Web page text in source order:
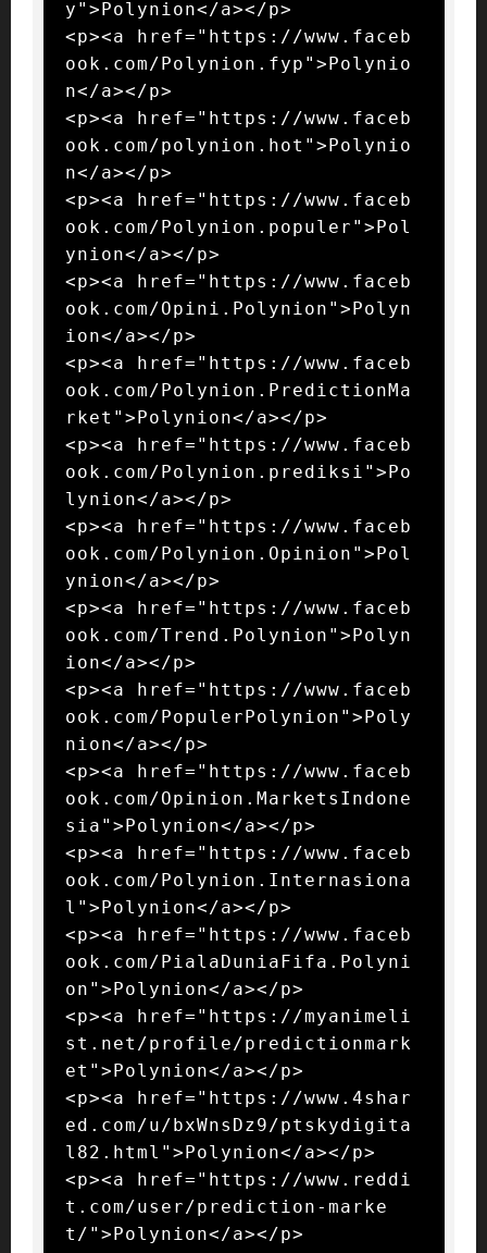
y">Polynion</a></p>
<p><a href="https://www.faceb
ook.com/Polynion.fyp">Polynio
n</a></p>
<p><a href="https://www.faceb
ook.com/polynion.hot">Polynio
n</a></p>
<p><a href="https://www.faceb
ook.com/Polynion.populer">Pol
ynion</a></p>
<p><a href="https://www.faceb
ook.com/Opini.Polynion">Polyn
ion</a></p>
<p><a href="https://www.faceb
ook.com/Polynion.PredictionMa
rket">Polynion</a></p>
<p><a href="https://www.faceb
ook.com/Polynion.prediksi">Po
lynion</a></p>
<p><a href="https://www.faceb
ook.com/Polynion.Opinion">Pol
ynion</a></p>
<p><a href="https://www.faceb
ook.com/Trend.Polynion">Polyn
ion</a></p>
<p><a href="https://www.faceb
ook.com/PopulerPolynion">Poly
nion</a></p>
<p><a href="https://www.faceb
ook.com/Opinion.MarketsIndone
sia">Polynion</a></p>
<p><a href="https://www.faceb
ook.com/Polynion.Internasiona
l">Polynion</a></p>
<p><a href="https://www.faceb
ook.com/PialaDuniaFifa.Polyni
on">Polynion</a></p>
<p><a href="https://myanimeli
st.net/profile/predictionmark
et">Polynion</a></p>
<p><a href="https://www.4shar
ed.com/u/bxWnsDz9/ptskydigita
l82.html">Polynion</a></p>
<p><a href="https://www.reddi
t.com/user/prediction-marke
t/">Polynion</a></p>